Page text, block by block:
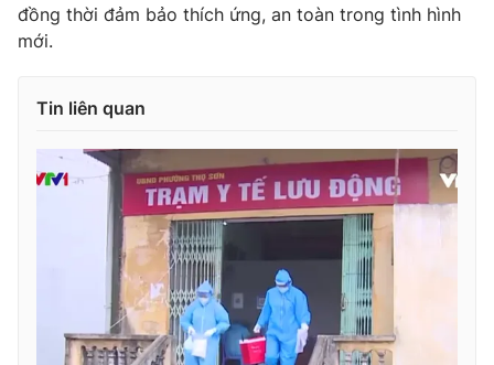
Cơ quan chủ quản:Đài Truyền hình Việt Nam
Cơ quan báo chí:Thời báo VTV
Giấy phép hoạt động báo in và báo điện tử số 483/GP-BTTTT
cấp ngày 29/12/2023
Tổng Biên tập: Vũ Thanh Thủy
Phó Tổng Biên tập:Nguyễn Thị Mỹ Hạnh, Phạm Quốc Thắng,
Nguyễn Trọng Ninh
Tổng đài VTV:024.38 355 931 - 024.38 355 932
đồng thời đảm bảo thích ứng, an toàn trong tình hình
mới.
Tin liên quan